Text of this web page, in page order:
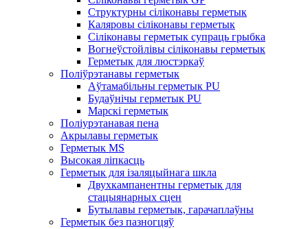
Структурны сіліконавы герметык
Каляровы сіліконавы герметык
Сіліконавы герметык супраць грыбка
Вогнеўстойлівы сіліконавы герметык
Герметык для люстэркаў
Поліўрэтанавы герметык
Аўтамабільны герметык PU
Будаўнічы герметык PU
Марскі герметык
Поліурэтанавая пена
Акрылавы герметык
Герметык MS
Высокая ліпкасць
Герметык для ізаляцыйнага шкла
Двухкампанентны герметык для
стацыянарных сцен
Бутылавы герметык, гарачаплаўны
Герметык без пазногцяў